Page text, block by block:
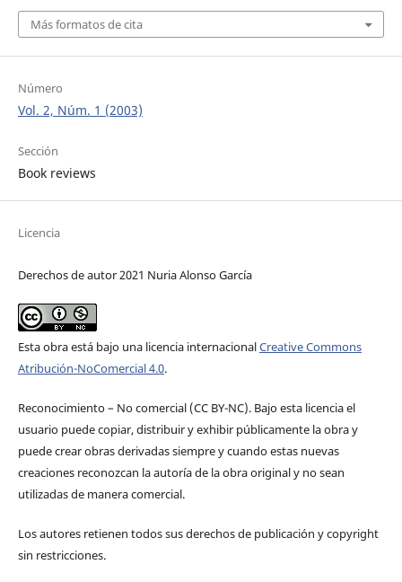
Más formatos de cita
Número
Vol. 2, Núm. 1 (2003)
Sección
Book reviews
Licencia
Derechos de autor 2021 Nuria Alonso García
Esta obra está bajo una licencia internacionalCreative Commons
Atribución-NoComercial 4.0.
Reconocimiento – No comercial (CC BY-­NC). Bajo esta licencia el
usuario puede copiar, distribuir y exhibir públicamente la obra y
puede crear obras derivadas siempre y cuando estas nuevas
creaciones reconozcan la autoría de la obra original y no sean
utilizadas de manera comercial.
Los autores retienen todos sus derechos de publicación y copyright
sin restricciones.